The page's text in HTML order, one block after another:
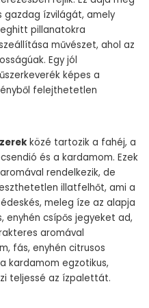
ízvilágát, amely
pillanatokra
művészet, ahol az
Egy jól
képes a
felejthetetlen
közé tartozik a fahéj, a
és a kardamom. Ezek
rendelkezik, de
illatfelhőt, ami a
meleg íze az alapja
enyhén csípős jegyeket ad,
aromával
fás, enyhén citrusos
kardamom egzotikus,
teljessé az ízpalettát.